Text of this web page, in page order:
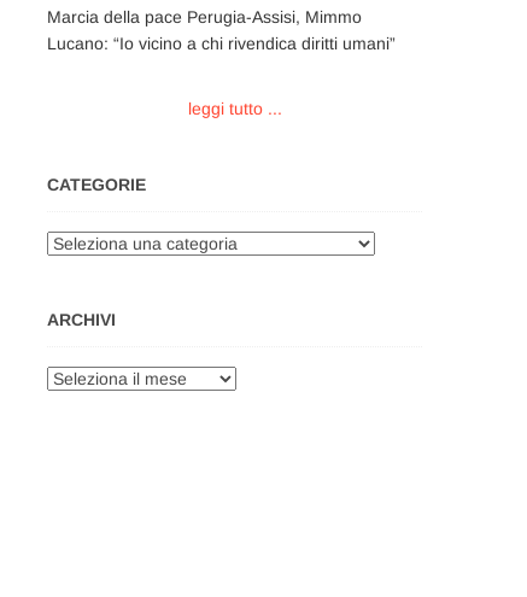
Marcia della pace Perugia-Assisi, Mimmo
Lucano: “Io vicino a chi rivendica diritti umani”
leggi tutto ...
CATEGORIE
Categorie
ARCHIVI
Archivi